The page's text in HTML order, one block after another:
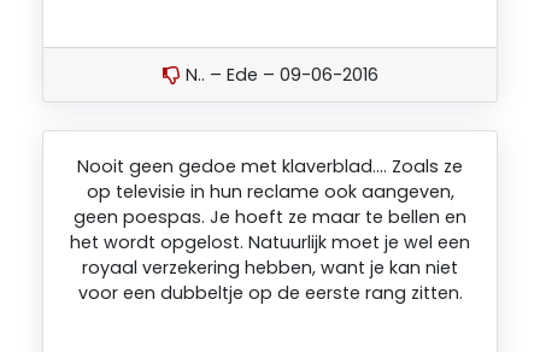
N.. – Ede – 09-06-2016
Nooit geen gedoe met klaverblad…. Zoals ze
op televisie in hun reclame ook aangeven,
geen poespas. Je hoeft ze maar te bellen en
het wordt opgelost. Natuurlijk moet je wel een
royaal verzekering hebben, want je kan niet
voor een dubbeltje op de eerste rang zitten.